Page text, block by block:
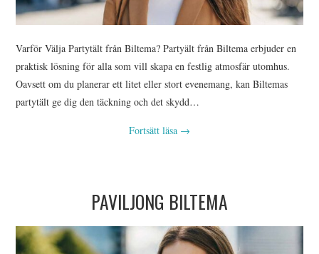
Varför Välja Partytält från Biltema? Partyält från Biltema erbjuder en
praktisk lösning för alla som vill skapa en festlig atmosfär utomhus.
Oavsett om du planerar ett litet eller stort evenemang, kan Biltemas
partytält ge dig den täckning och det skydd…
Fortsätt läsa →
PAVILJONG BILTEMA